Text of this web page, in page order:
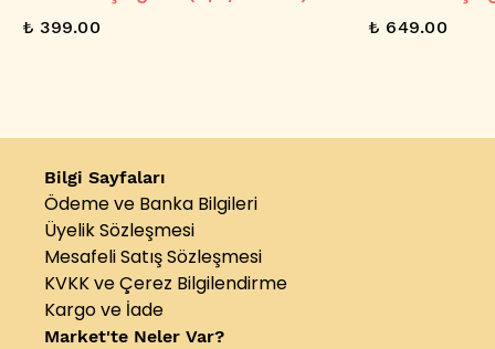
₺ 399.00 ₺ 649.00
Bilgi Sayfaları
Ödeme ve Banka Bilgileri
Üyelik Sözleşmesi
Mesafeli Satış Sözleşmesi
KVKK ve Çerez Bilgilendirme
Kargo ve İade
Market'te Neler Var?